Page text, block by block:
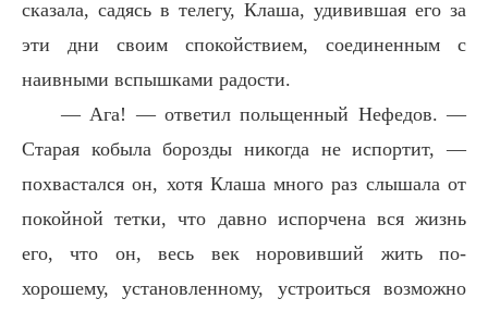
сказала, садясь в телегу, Клаша, удивившая его за
эти дни своим спокойствием, соединенным с
наивными вспышками радости.
— Ага! — ответил польщенный Нефедов. —
Старая кобыла борозды никогда не испортит, —
похвастался он, хотя Клаша много раз слышала от
покойной тетки, что давно испорчена вся жизнь
его, что он, весь век норовивший жить по-
хорошему, установленному, устроиться возможно